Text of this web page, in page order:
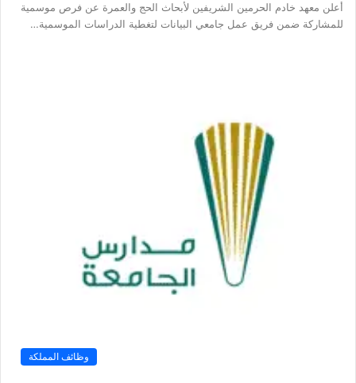
أعلن معهد خادم الحرمين الشريفين لأبحاث الحج والعمرة عن فرص موسمية
للمشاركة ضمن فريق عمل جامعي البيانات لتغطية الدراسات الموسمية…
وظائف المملكة